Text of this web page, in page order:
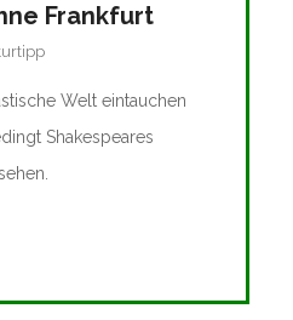
Frankfurt
Welt eintauchen
Shakespeares